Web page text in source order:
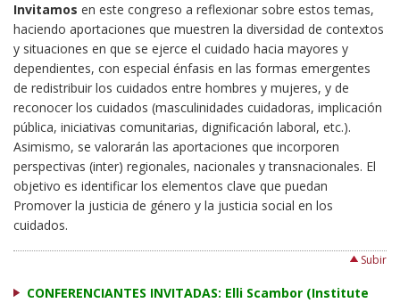
Invitamos en este congreso a reflexionar sobre estos temas,
haciendo aportaciones que muestren la diversidad de contextos
y situaciones en que se ejerce el cuidado hacia mayores y
dependientes, con especial énfasis en las formas emergentes
de redistribuir los cuidados entre hombres y mujeres, y de
reconocer los cuidados (masculinidades cuidadoras, implicación
pública, iniciativas comunitarias, dignificación laboral, etc.).
Asimismo, se valorarán las aportaciones que incorporen
perspectivas (inter) regionales, nacionales y transnacionales. El
objetivo es identificar los elementos clave que puedan
Promover la justicia de género y la justicia social en los
cuidados.
Subir
CONFERENCIANTES INVITADAS: Elli Scambor (Institute